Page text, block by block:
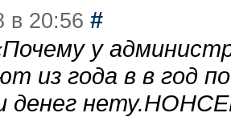
в 20:56 #
Почему у
из года в в год
денег